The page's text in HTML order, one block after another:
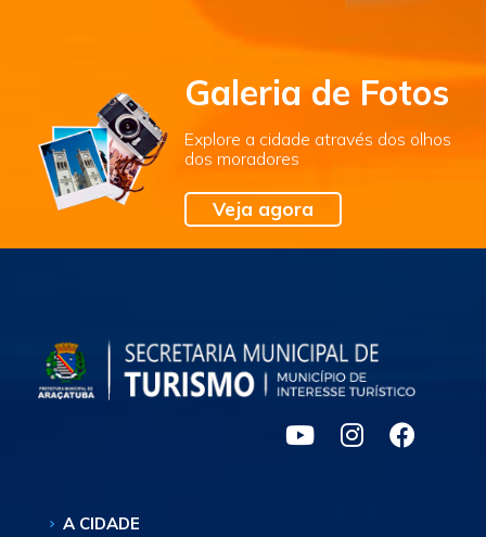
Galeria de Fotos
Explore a cidade através dos olhos
dos moradores
Veja agora
A CIDADE